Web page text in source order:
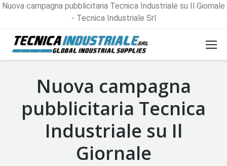
Nuova campagna pubblicitaria Tecnica Industriale su Il Giornale
- Tecnica Industriale Srl
Nuova campagna
pubblicitaria Tecnica
Industriale su Il
Giornale